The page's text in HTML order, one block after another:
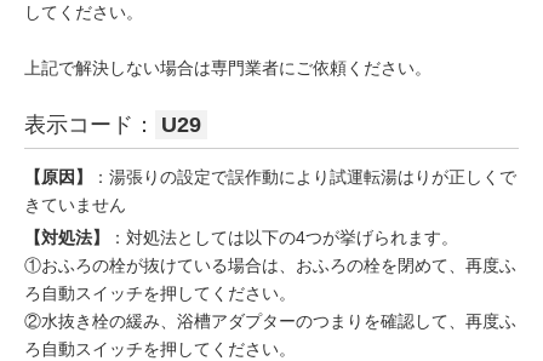
してください。
上記で解決しない場合は専門業者にご依頼ください。
表示コード： U29
【原因】
：湯張りの設定で誤作動により試運転湯はりが正しくで
きていません
【対処法】
：対処法としては以下の4つが挙げられます。
①おふろの栓が抜けている場合は、おふろの栓を閉めて、再度ふ
ろ自動スイッチを押してください。
②水抜き栓の緩み、浴槽アダプターのつまりを確認して、再度ふ
ろ自動スイッチを押してください。